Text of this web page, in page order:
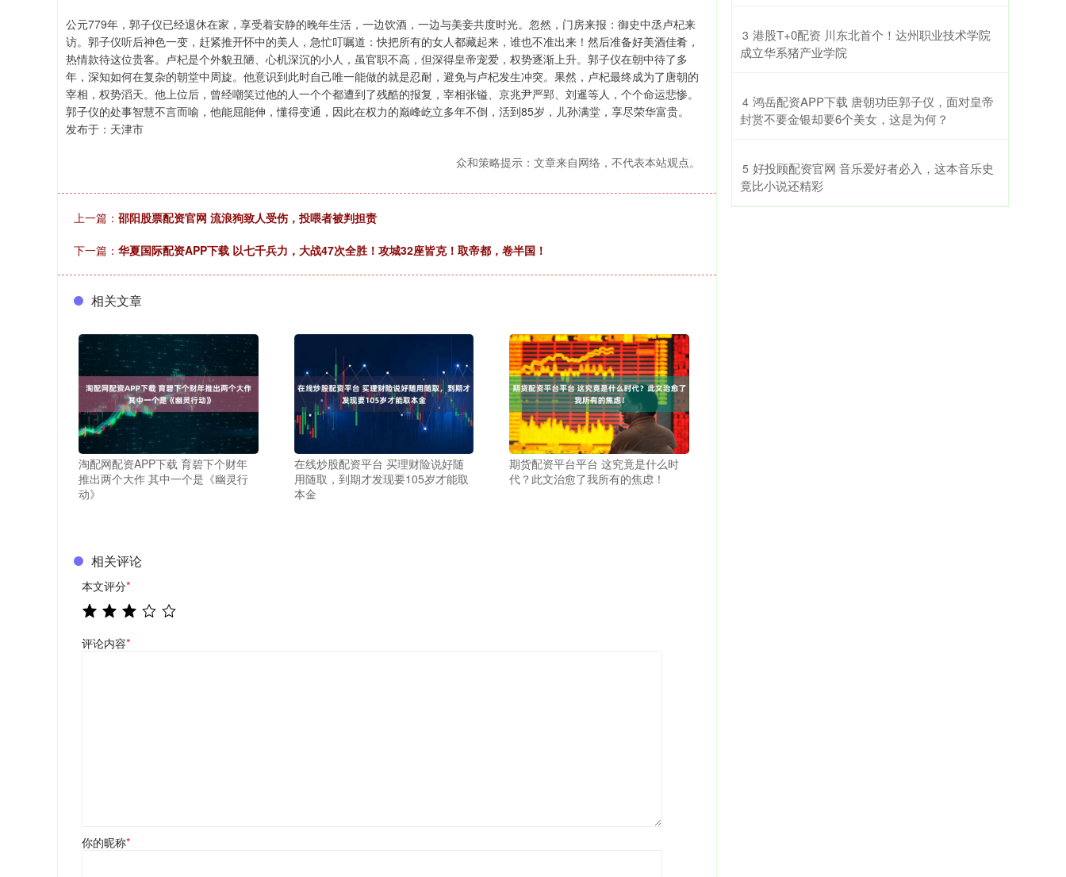
公元779年，郭子仪已经退休在家，享受着安静的晚年生活，一边饮酒，一边与美妾共度时光。忽然，门房来报：御史中丞卢杞来
访。郭子仪听后神色一变，赶紧推开怀中的美人，急忙叮嘱道：快把所有的女人都藏起来，谁也不准出来！然后准备好美酒佳肴，
热情款待这位贵客。卢杞是个外貌丑陋、心机深沉的小人，虽官职不高，但深得皇帝宠爱，权势逐渐上升。郭子仪在朝中待了多
年，深知如何在复杂的朝堂中周旋。他意识到此时自己唯一能做的就是忍耐，避免与卢杞发生冲突。果然，卢杞最终成为了唐朝的
宰相，权势滔天。他上位后，曾经嘲笑过他的人一个个都遭到了残酷的报复，宰相张镒、京兆尹严郢、刘暹等人，个个命运悲惨。
郭子仪的处事智慧不言而喻，他能屈能伸，懂得变通，因此在权力的巅峰屹立多年不倒，活到85岁，儿孙满堂，享尽荣华富贵。
发布于：天津市
众和策略提示：文章来自网络，不代表本站观点。
上一篇： 邵阳股票配资官网 流浪狗致人受伤，投喂者被判担责
下一篇： 华夏国际配资APP下载 以七千兵力，大战47次全胜！攻城32座皆克！取帝都，卷半国！
相关文章
淘配网配资APP下载 育碧下个财年
推出两个大作 其中一个是《幽灵行
动》
在线炒股配资平台 买理财险说好随
用随取，到期才发现要105岁才能取
本金
期货配资平台平台 这究竟是什么时
代？此文治愈了我所有的焦虑！
相关评论
本文评分*
评论内容*
你的昵称*
3 ​港股T+0配资 川东北首个！达州职业技术学院
成立华系猪产业学院
4 ​鸿岳配资APP下载 唐朝功臣郭子仪，面对皇帝
封赏不要金银却要6个美女，这是为何？
5 ​好投顾配资官网 音乐爱好者必入，这本音乐史
竟比小说还精彩